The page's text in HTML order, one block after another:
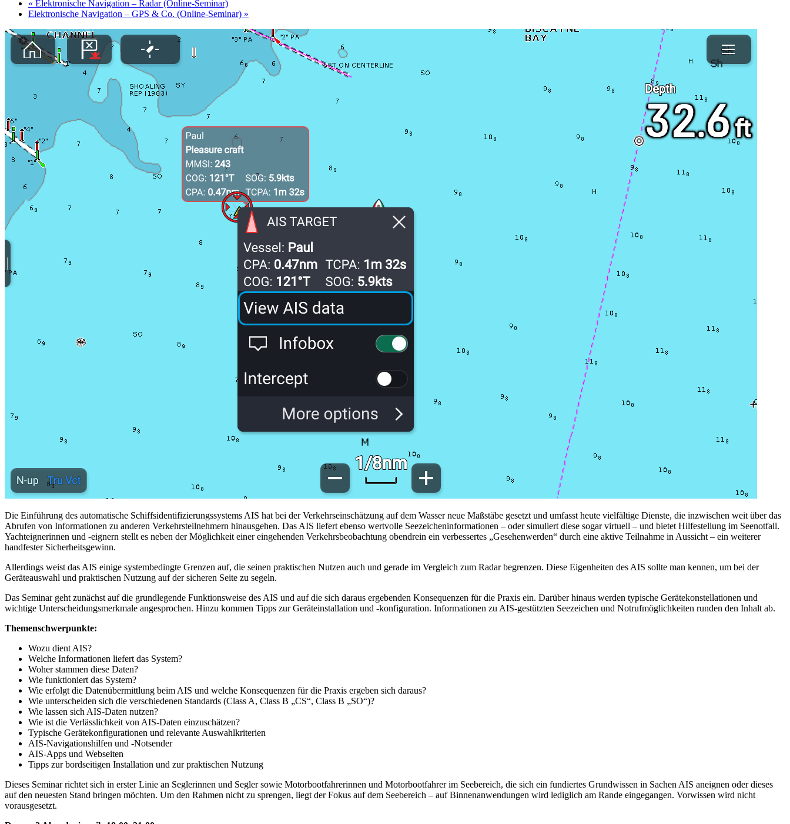
« Elektronische Navigation – Radar (Online-Seminar)
Elektronische Navigation – GPS & Co. (Online-Seminar) »
Die Einführung des automatische Schiffsidentifizierungssystems AIS hat bei der Verkehrseinschätzung auf dem Wasser neue Maßstäbe gesetzt und umfasst heute vielfältige Dienste, die inzwischen weit über das
Abrufen von Informationen zu anderen Verkehrsteilnehmern hinausgehen. Das AIS liefert ebenso wertvolle Seezeicheninformationen – oder simuliert diese sogar virtuell – und bietet Hilfestellung im Seenotfall.
Yachteignerinnen und -eignern stellt es neben der Möglichkeit einer eingehenden Verkehrsbeobachtung obendrein ein verbessertes „Gesehenwerden“ durch eine aktive Teilnahme in Aussicht – ein weiterer
handfester Sicherheitsgewinn.
Allerdings weist das AIS einige systembedingte Grenzen auf, die seinen praktischen Nutzen auch und gerade im Vergleich zum Radar begrenzen. Diese Eigenheiten des AIS sollte man kennen, um bei der
Geräteauswahl und praktischen Nutzung auf der sicheren Seite zu segeln.
Das Seminar geht zunächst auf die grundlegende Funktionsweise des AIS und auf die sich daraus ergebenden Konsequenzen für die Praxis ein. Darüber hinaus werden typische Gerätekonstellationen und
wichtige Unterscheidungsmerkmale angesprochen. Hinzu kommen Tipps zur Geräteinstallation und -konfiguration. Informationen zu AIS-gestützten Seezeichen und Notrufmöglichkeiten runden den Inhalt ab.
Themenschwerpunkte:
Wozu dient AIS?
Welche Informationen liefert das System?
Woher stammen diese Daten?
Wie funktioniert das System?
Wie erfolgt die Datenübermittlung beim AIS und welche Konsequenzen für die Praxis ergeben sich daraus?
Wie unterscheiden sich die verschiedenen Standards (Class A, Class B „CS“, Class B „SO“)?
Wie lassen sich AIS-Daten nutzen?
Wie ist die Verlässlichkeit von AIS-Daten einzuschätzen?
Typische Gerätekonfigurationen und relevante Auswahlkriterien
AIS-Navigationshilfen und -Notsender
AIS-Apps und Webseiten
Tipps zur bordseitigen Installation und zur praktischen Nutzung
Dieses Seminar richtet sich in erster Linie an Seglerinnen und Segler sowie Motorbootfahrerinnen und Motorbootfahrer im Seebereich, die sich ein fundiertes Grundwissen in Sachen AIS aneignen oder dieses
auf den neuesten Stand bringen möchten. Um den Rahmen nicht zu sprengen, liegt der Fokus auf dem Seebereich – auf Binnenanwendungen wird lediglich am Rande eingegangen. Vorwissen wird nicht
vorausgesetzt.